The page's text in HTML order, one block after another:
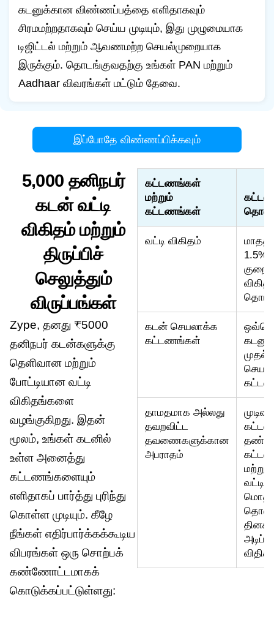
கடனுக்கான விண்ணப்பத்தை எளிதாகவும்
சிரமமற்றதாகவும் செய்ய முடியும், இது முழுமையாக
டிஜிட்டல் மற்றும் ஆவணமற்ற செயல்முறையாக
இருக்கும். தொடங்குவதற்கு உங்கள் PAN மற்றும்
Aadhaar விவரங்கள் மட்டும் தேவை.
இப்போதே விண்ணப்பிக்கவும்
5,000 தனிநபர்
கடன் வட்டி
விகிதம் மற்றும்
திருப்பிச்
செலுத்தும்
விருப்பங்கள்
Zype, தனது ₹5000
தனிநபர் கடன்களுக்கு
தெளிவான மற்றும்
போட்டியான வட்டி
விகிதங்களை
வழங்குகிறது. இதன்
மூலம், உங்கள் கடனில்
உள்ள அனைத்து
கட்டணங்களையும்
எளிதாகப் பார்த்து புரிந்து
கொள்ள முடியும். கீழே
நீங்கள் எதிர்பார்க்கக்கூடிய
விபரங்கள் ஒரு சொற்பக்
கண்ணோட்டமாகக்
கொடுக்கப்பட்டுள்ளது:
கட்டணங்கள்
மற்றும்
கட்டணங்கள்
வட்டி விகிதம்
1.5%
கடன் செயலாக்க
கட்டணங்கள்
முதல்
தாமதமாக அல்லது
தவறவிட்ட
தவணைகளுக்கான
அபராதம்
வட்டி